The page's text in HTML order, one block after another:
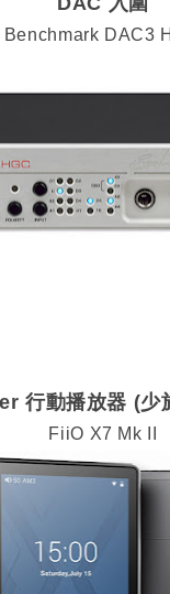
Benchmark DAC3
行動播放器 (少
FiiO X7 Mk II